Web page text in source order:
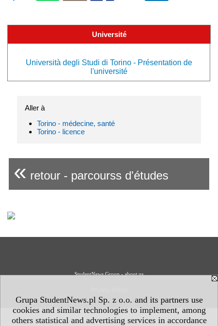
Grupa StudentNews.pl Sp. z o.o. and its partners use
cookies and similar technologies to implement, among
others statistical and advertising services in accordance
Université
Università degli Studi di Torino - Présentation de
l'université
Aller à
Torino - médecine, santé
Torino - licence
« retour - parcourss d'études
StudentNews Group - about us